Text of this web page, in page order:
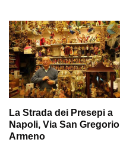
La Strada dei Presepi a
Napoli, Via San Gregorio
Armeno